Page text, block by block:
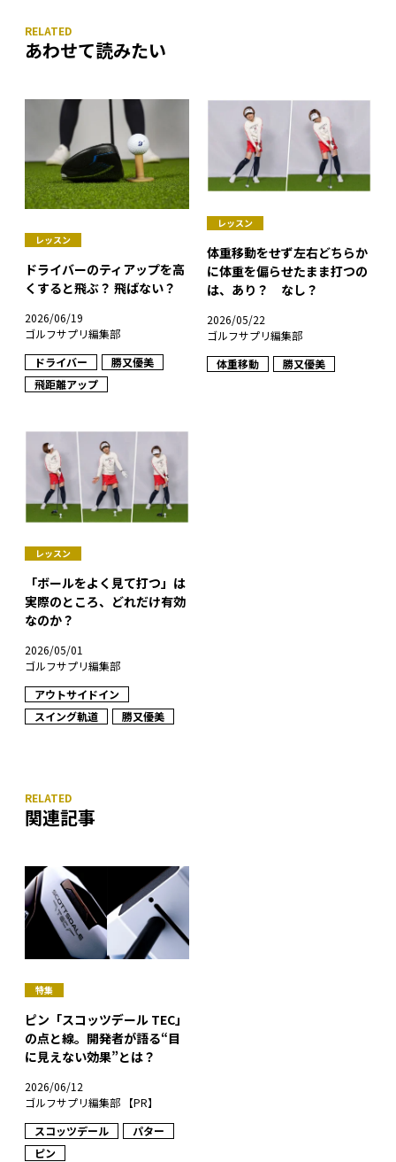
あわせて読みたい
レッスン
ドライバーのティアップを高
くすると飛ぶ？ 飛ばない？
2026/06/19
ゴルフサプリ編集部
ドライバー
勝又優美
飛距離アップ
レッスン
体重移動をせず左右どちらか
に体重を偏らせたまま打つの
は、あり？ なし？
2026/05/22
ゴルフサプリ編集部
体重移動
勝又優美
レッスン
「ボールをよく見て打つ」は
実際のところ、どれだけ有効
なのか？
2026/05/01
ゴルフサプリ編集部
アウトサイドイン
スイング軌道
勝又優美
関連記事
特集
ピン「スコッツデール TEC」
の点と線。開発者が語る“目
に見えない効果”とは？
2026/06/12
ゴルフサプリ編集部 【PR】
スコッツデール
パター
ピン